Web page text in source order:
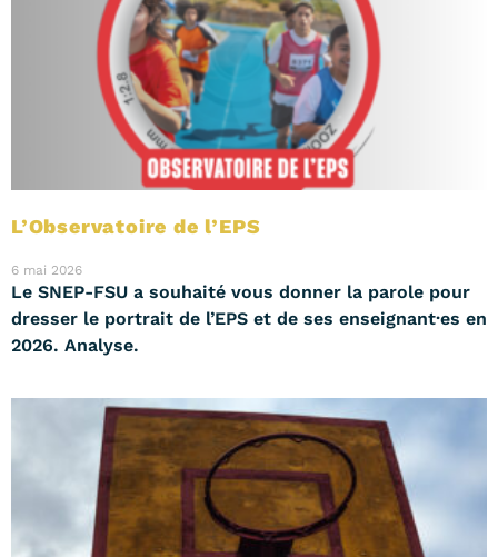
L’Observatoire de l’EPS
6 mai 2026
Le SNEP-FSU a souhaité vous donner la parole pour
dresser le portrait de l’EPS et de ses enseignant·es en
2026. Analyse.